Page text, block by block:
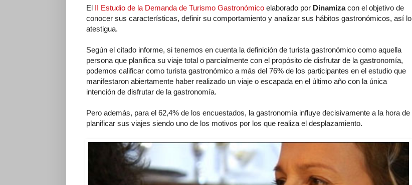
El II Estudio de la Demanda de Turismo Gastronómico elaborado por Dinamizacon el objetivo de
conocer sus características, definir su comportamiento y analizar sus hábitos gastronómicos, así lo
atestigua.
Según el citado informe, si tenemos en cuenta la definición de turista gastronómico como aquella
persona que planifica su viaje total o parcialmente con el propósito de disfrutar de la gastronomía,
podemos calificar como turista gastronómico a más del 76% de los participantes en el estudio que
manifestaron abiertamente haber realizado un viaje o escapada en el último año con la única
intención de disfrutar de la gastronomía.
Pero además, para el 62,4% de los encuestados, la gastronomía influye decisivamente a la hora de
planificar sus viajes siendo uno de los motivos por los que realiza el desplazamiento.